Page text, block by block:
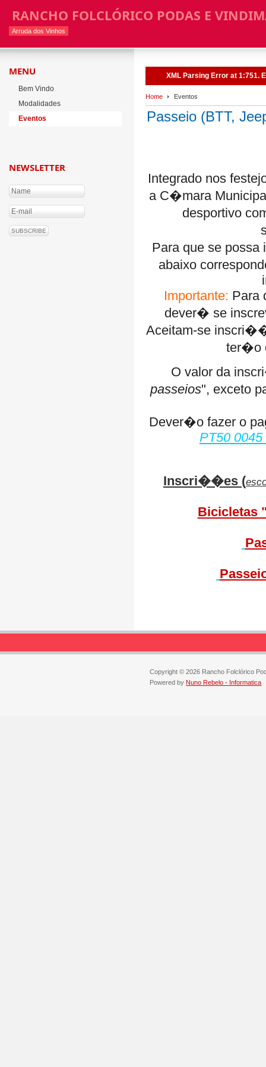
RANCHO FOLCLÓRICO PODAS E
Arruda dos Vinhos
XML Parsing Error at 1:751.
Home Eventos
Passeio (BTT,
Integrado nos
a C�mara
desportivo
Para que se
abaixo
Importante: Para
dever� se
Aceitam-se
ter�o
O valor da
passeios", exceto
Dever�o fazer o
PT50
Inscri��es (
Bicicletas
MENU
Bem Vindo
Modalidades
Eventos
NEWSLETTER
Copyright © 2026 Rancho Folclórico
Powered byNuno Rebelo - Informatica